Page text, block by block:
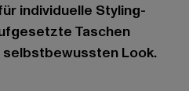
individuelle Styling-
Taschen
Look.